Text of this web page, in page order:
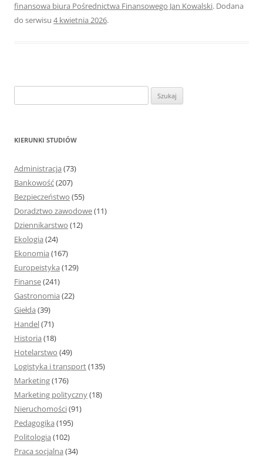
finansowa biura Pośrednictwa Finansowego Jan Kowalski. Dodana
do serwisu 4 kwietnia 2026.
z
KIERUNKI STUDIÓW
Administracja (73)
Bankowość(207)
Bezpieczeństwo (55)
Doradztwo zawodowe(11)
Dziennikarstwo (12)
Ekologia (24)
Ekonomia (167)
Europeistyka (129)
Finanse(241)
Gastronomia (22)
Giełda (39)
Handel(71)
Historia (18)
Hotelarstwo (49)
Logistyka i transport(135)
Marketing(176)
Marketing polityczny(18)
Nieruchomości(91)
Pedagogika (195)
Politologia (102)
Praca socjalna (34)